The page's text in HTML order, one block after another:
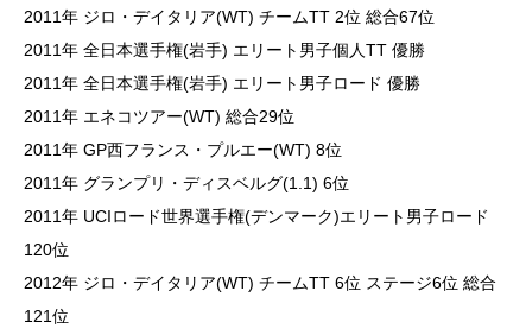
2011年 ジロ・デイタリア(WT) チームTT 2位 総合67位
2011年 全日本選手権(岩手) エリート男子個人TT 優勝
2011年 全日本選手権(岩手) エリート男子ロード 優勝
2011年 エネコツアー(WT) 総合29位
2011年 GP西フランス・プルエー(WT) 8位
2011年 グランプリ・ディスベルグ(1.1) 6位
2011年 UCIロード世界選手権(デンマーク)エリート男子ロード
120位
2012年 ジロ・デイタリア(WT) チームTT 6位 ステージ6位 総合
121位